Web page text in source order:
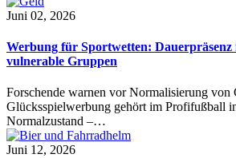
Juni 02, 2026
Werbung für Sportwetten:
vulnerable Gruppen
Forschende warnen vor Normalisierung
Glücksspielwerbung gehört im Profifußball
Normalzustand –…
Juni 12, 2026